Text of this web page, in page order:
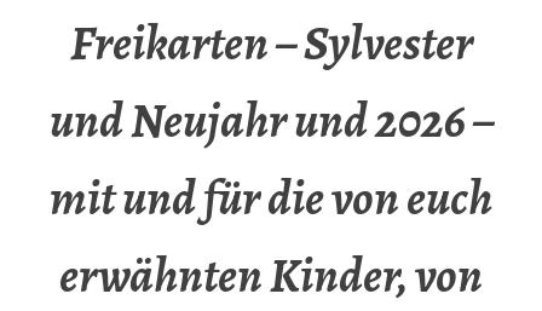
Freikarten – Sylvester
und Neujahr und 2026 –
mit und für die von euch
erwähnten Kinder, von